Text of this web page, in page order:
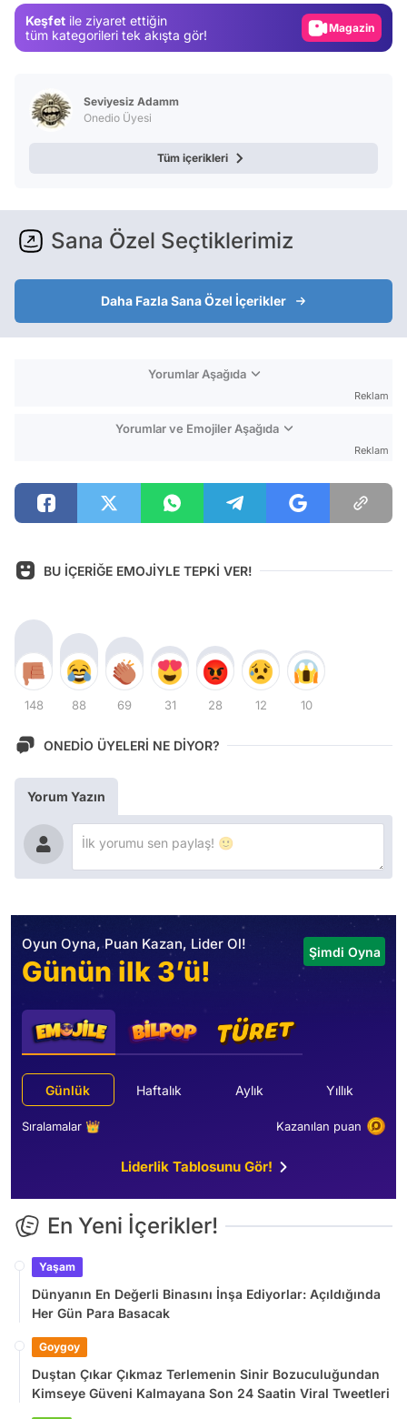
Keşfet ile ziyaret ettiğin
tüm kategorileri tek akışta gör!
Video
Seviyesiz Adamm
Onedio Üyesi
Tüm içerikleri
Sana Özel Seçtiklerimiz
Daha Fazla Sana Özel İçerikler
Yorumlar Aşağıda
Reklam
Yorumlar ve Emojiler Aşağıda
Reklam
BU İÇERİĞE EMOJİYLE TEPKİ VER!
148 88 69 31 28 12 10
ONEDİO ÜYELERİ NE DİYOR?
Yorum Yazın
Oyun Oyna, Puan Kazan, Lider Ol!
Günün ilk 3’ü!
Şimdi Oyna
Günlük Haftalık Aylık Yıllık
Sıralamalar 👑 Kazanılan puan
Liderlik Tablosunu Gör!
En Yeni İçerikler!
Yaşam
Dünyanın En Değerli Binasını İnşa Ediyorlar: Açıldığında
Her Gün Para Basacak
Goygoy
Duştan Çıkar Çıkmaz Terlemenin Sinir Bozuculuğundan
Kimseye Güveni Kalmayana Son 24 Saatin Viral Tweetleri